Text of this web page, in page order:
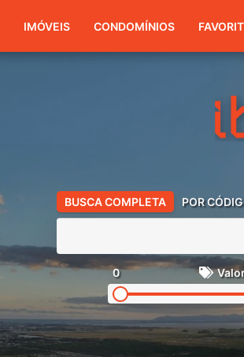
IMÓVEIS CONDOMÍNIOS
BUSCA COMPLETA POR
0